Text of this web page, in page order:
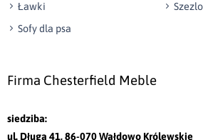
model prosty pod względem
wyrazisty. Jest jednym z tych mebli,
Wybierając ten model narożnika do
Ławki
Sofy dla psa
Firma Chesterfield Meble
siedziba:
ul. Długa 41, 86-070 Wałdowo Królewskie